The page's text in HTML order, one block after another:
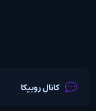
کانال روبیکا